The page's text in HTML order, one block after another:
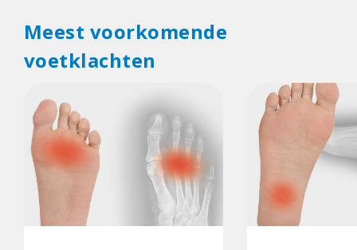
Meest voorkomende
voetklachten